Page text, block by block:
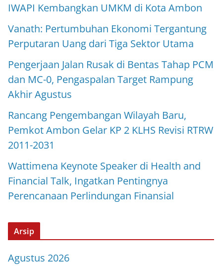
IWAPI Kembangkan UMKM di Kota Ambon
Vanath: Pertumbuhan Ekonomi Tergantung
Perputaran Uang dari Tiga Sektor Utama
Pengerjaan Jalan Rusak di Bentas Tahap PCM
dan MC-0, Pengaspalan Target Rampung
Akhir Agustus
Rancang Pengembangan Wilayah Baru,
Pemkot Ambon Gelar KP 2 KLHS Revisi RTRW
2011-2031
Wattimena Keynote Speaker di Health and
Financial Talk, Ingatkan Pentingnya
Perencanaan Perlindungan Finansial
Arsip
Agustus 2026